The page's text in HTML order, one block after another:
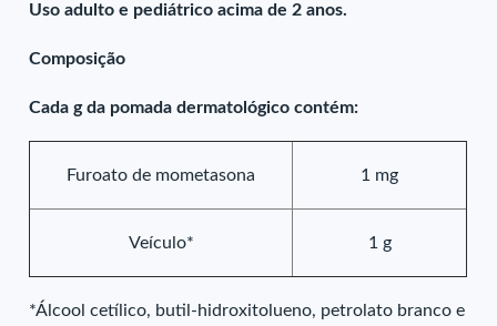
Uso adulto e pediátrico acima de 2 anos.
Composição
Cada g da pomada dermatológico contém:
Furoato de mometasona 1 mg
Veículo* 1 g
*Álcool cetílico, butil-hidroxitolueno, petrolato branco e